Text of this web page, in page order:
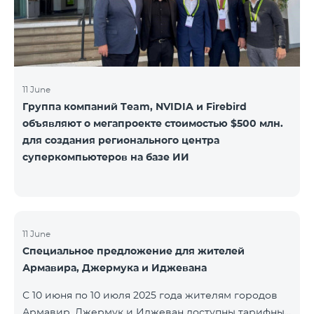
11 June
Группа компаний Team, NVIDIA и Firebird
объявляют о мегапроекте стоимостью $500 млн.
для создания регионального центра
суперкомпьютеров на базе ИИ
11 June
Специальное предложение для жителей
Армавира, Джермука и Иджевана
С 10 июня по 10 июля 2025 года жителям городов